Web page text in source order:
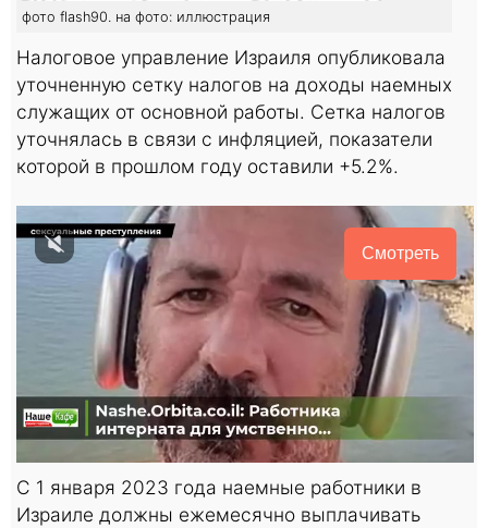
фото flash90. на фото: иллюстрация
Налоговое управление Израиля опубликовала
уточненную сетку налогов на доходы наемных
служащих от основной работы. Сетка налогов
уточнялась в связи с инфляцией, показатели
которой в прошлом году оставили +5.2%.
Смотреть
С 1 января 2023 года наемные работники в
Израиле должны ежемесячно выплачивать